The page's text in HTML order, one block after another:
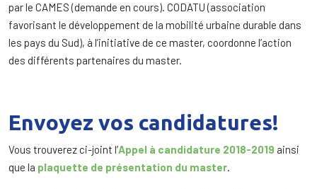
par le CAMES (demande en cours). CODATU (association
favorisant le développement de la mobilité urbaine durable dans
les pays du Sud), à l’initiative de ce master, coordonne l’action
des différents partenaires du master.
Envoyez vos candidatures!
Vous trouverez ci-joint l’Appel à candidature 2018-2019 ainsi
que la plaquette de présentation du master.